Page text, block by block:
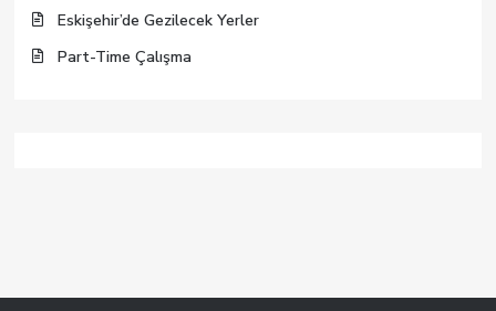
Eskişehir’de Gezilecek Yerler
Part-Time Çalışma